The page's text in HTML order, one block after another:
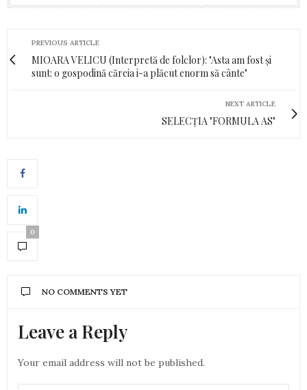
PREVIOUS ARTICLE
MIOARA VELICU (Interpretă de folclor): "Asta am fost și
sunt: o gospodină căreia i-a plăcut enorm să cânte"
NEXT ARTICLE
SELECȚIA "FORMULA AS"
0
NO COMMENTS YET
Leave a Reply
Your email address will not be published.